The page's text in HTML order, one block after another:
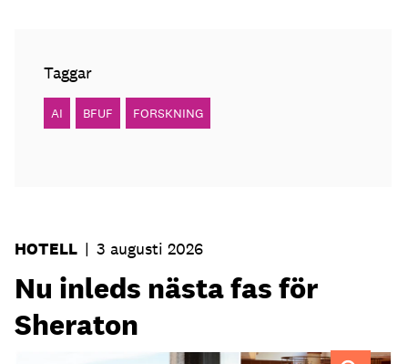
Taggar
AI BFUF FORSKNING
HOTELL | 3 augusti 2026
Nu inleds nästa fas för
Sheraton